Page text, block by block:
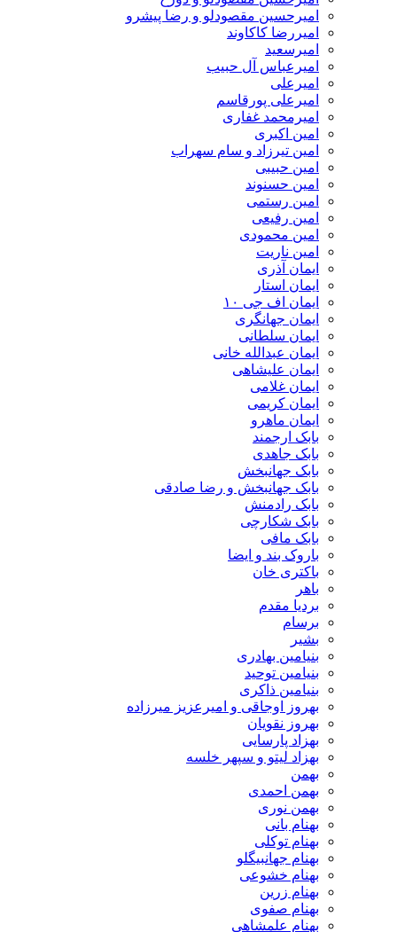
امیرحسین مقصودلو و رضا پیشرو
امیررضا کاکاوند
امیرسعید
امیرعباس آل حبیب
امیرعلی
امیرعلی پورقاسم
امیرمحمد غفاری
امین اکبری
امین تیرزاد و سام سهراب
امین حبیبی
امین حسنوند
امین رستمی
امین رفیعی
امین محمودی
امین ناریت
ایمان آذری
ایمان استار
ایمان اف جی ۱۰
ایمان جهانگری
ایمان سلطانی
ایمان عبدالله خانی
ایمان علیشاهی
ایمان غلامی
ایمان کریمی
ایمان ماهرو
بابک ارجمند
بابک جاهدی
بابک جهانبخش
بابک جهانبخش و رضا صادقی
بابک رادمنش
بابک شکارچی
بابک مافی
باروک بند و ایضا
باکتری خان
باهر
بردیا مقدم
برسام
بشیر
بنیامین بهادری
بنیامین توحید
بنیامین ذاکری
بهروز اوجاقی و امیرعزیز میرزاده
بهروز نقویان
بهزاد پارسایی
بهزاد لیتو و سپهر خلسه
بهمن
بهمن احمدی
بهمن نوری
بهنام بانی
بهنام توکلی
بهنام جهانبیگلو
بهنام خشوعی
بهنام زرین
بهنام صفوی
بهنام علمشاهی